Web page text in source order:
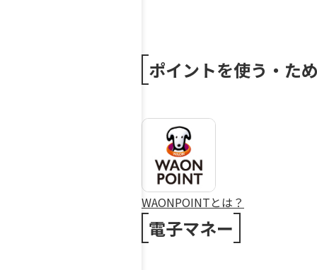
ポイントを使う・た
WAONPOINTとは？
電子マネー